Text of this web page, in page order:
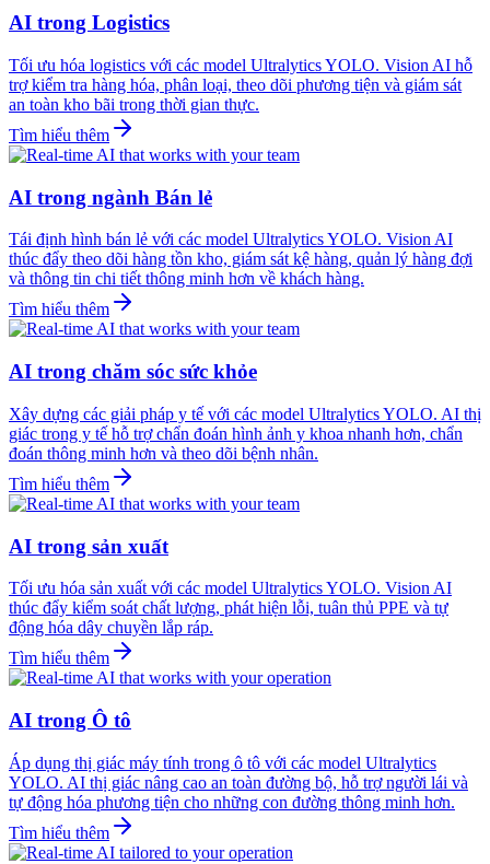
AI trong Logistics
Tối ưu hóa logistics với các model Ultralytics YOLO. Vision AI hỗ
trợ kiểm tra hàng hóa, phân loại, theo dõi phương tiện và giám sát
an toàn kho bãi trong thời gian thực.
Tìm hiểu thêm
AI trong ngành Bán lẻ
Tái định hình bán lẻ với các model Ultralytics YOLO. Vision AI
thúc đẩy theo dõi hàng tồn kho, giám sát kệ hàng, quản lý hàng đợi
và thông tin chi tiết thông minh hơn về khách hàng.
Tìm hiểu thêm
AI trong chăm sóc sức khỏe
Xây dựng các giải pháp y tế với các model Ultralytics YOLO. AI thị
giác trong y tế hỗ trợ chẩn đoán hình ảnh y khoa nhanh hơn, chẩn
đoán thông minh hơn và theo dõi bệnh nhân.
Tìm hiểu thêm
AI trong sản xuất
Tối ưu hóa sản xuất với các model Ultralytics YOLO. Vision AI
thúc đẩy kiểm soát chất lượng, phát hiện lỗi, tuân thủ PPE và tự
động hóa dây chuyền lắp ráp.
Tìm hiểu thêm
AI trong Ô tô
Áp dụng thị giác máy tính trong ô tô với các model Ultralytics
YOLO. AI thị giác nâng cao an toàn đường bộ, hỗ trợ người lái và
tự động hóa phương tiện cho những con đường thông minh hơn.
Tìm hiểu thêm